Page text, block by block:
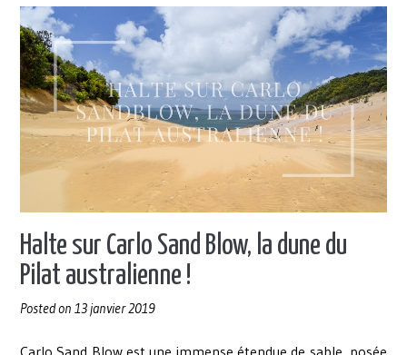
la
poursuite
des
surfers
! »
Halte sur Carlo Sand Blow, la dune du
Pilat australienne !
Posted on 13 janvier 2019